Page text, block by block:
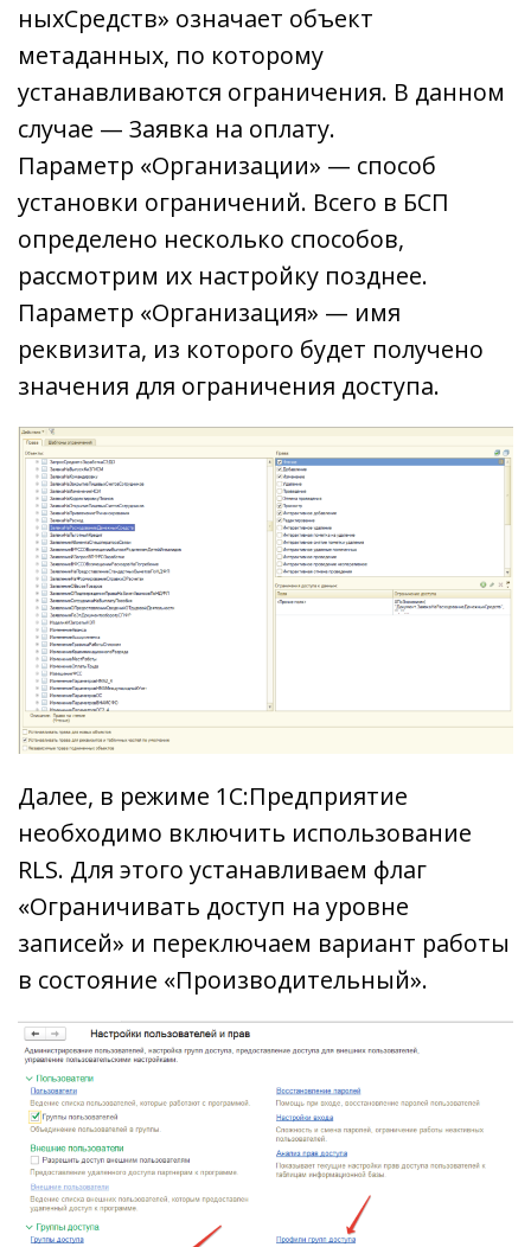
ныхСредств» означает объект
метаданных, по которому
устанавливаются ограничения. В данном
случае — Заявка на оплату.
Параметр «Организации» — способ
установки ограничений. Всего в БСП
определено несколько способов,
рассмотрим их настройку позднее.
Параметр «Организация» — имя
реквизита, из которого будет получено
значения для ограничения доступа.
Далее, в режиме 1С:Предприятие
необходимо включить использование
RLS. Для этого устанавливаем флаг
«Ограничивать доступ на уровне
записей» и переключаем вариант работы
в состояние «Производительный».